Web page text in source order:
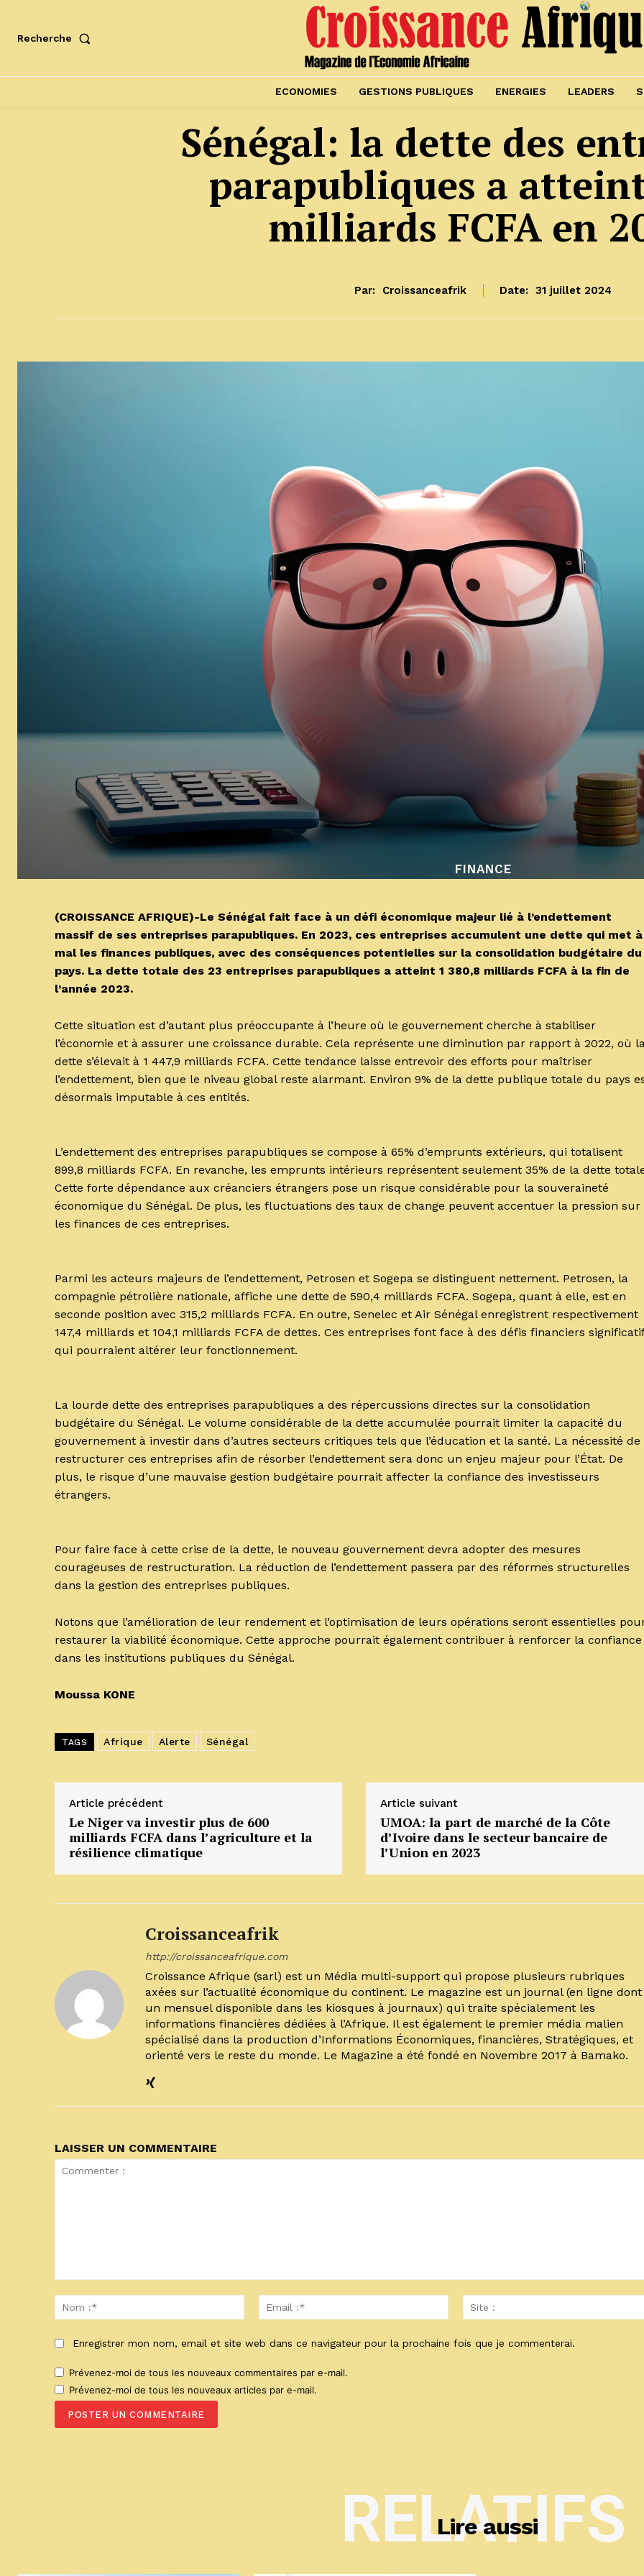
Recherche
ECONOMIES GESTIONS PUBLIQUES ENERGIES LEADERS
Sénégal: la dette des
parapubliques a
milliards FCFA en
Par: Croissanceafrik Date: 31 juillet 2024
FINANCE
(CROISSANCE AFRIQUE)-Le Sénégal fait face à un défi économique majeur lié à l’endettement
massif de ses entreprises parapubliques. En 2023, ces entreprises accumulent une dette qui met à
mal les finances publiques, avec des conséquences potentielles sur la consolidation budgétaire du
pays. La dette totale des 23 entreprises parapubliques a atteint 1 380,8 milliards FCFA à la fin de
l’année 2023.
Cette situation est d’autant plus préoccupante à l’heure où le gouvernement cherche à stabiliser
l’économie et à assurer une croissance durable. Cela représente une diminution par rapport à 2022, où
dette s’élevait à 1 447,9 milliards FCFA. Cette tendance laisse entrevoir des efforts pour maîtriser
l’endettement, bien que le niveau global reste alarmant. Environ 9% de la dette publique totale du pays
désormais imputable à ces entités.
L’endettement des entreprises parapubliques se compose à 65% d’emprunts extérieurs, qui totalisent
899,8 milliards FCFA. En revanche, les emprunts intérieurs représentent seulement 35% de la dette
Cette forte dépendance aux créanciers étrangers pose un risque considérable pour la souveraineté
économique du Sénégal. De plus, les fluctuations des taux de change peuvent accentuer la pression sur
les finances de ces entreprises.
Parmi les acteurs majeurs de l’endettement, Petrosen et Sogepa se distinguent nettement. Petrosen, la
compagnie pétrolière nationale, affiche une dette de 590,4 milliards FCFA. Sogepa, quant à elle, est en
seconde position avec 315,2 milliards FCFA. En outre, Senelec et Air Sénégal enregistrent respectivement
147,4 milliards et 104,1 milliards FCFA de dettes. Ces entreprises font face à des défis financiers
qui pourraient altérer leur fonctionnement.
La lourde dette des entreprises parapubliques a des répercussions directes sur la consolidation
budgétaire du Sénégal. Le volume considérable de la dette accumulée pourrait limiter la capacité du
gouvernement à investir dans d’autres secteurs critiques tels que l’éducation et la santé. La nécessité de
restructurer ces entreprises afin de résorber l’endettement sera donc un enjeu majeur pour l’État. De
plus, le risque d’une mauvaise gestion budgétaire pourrait affecter la confiance des investisseurs
étrangers.
Pour faire face à cette crise de la dette, le nouveau gouvernement devra adopter des mesures
courageuses de restructuration. La réduction de l’endettement passera par des réformes structurelles
dans la gestion des entreprises publiques.
Notons que l’amélioration de leur rendement et l’optimisation de leurs opérations seront essentielles
restaurer la viabilité économique. Cette approche pourrait également contribuer à renforcer la confiance
dans les institutions publiques du Sénégal.
Moussa KONE
TAGS Afrique Alerte Sénégal
Article précédent
Le Niger va investir plus de 600
milliards FCFA dans l’agriculture et la
résilience climatique
Article suivant
UMOA: la part de marché de la Côte
d’Ivoire dans le secteur bancaire de
l’Union en 2023
Croissanceafrik
http://croissanceafrique.com
Croissance Afrique (sarl) est un Média multi-support qui propose plusieurs rubriques
axées sur l’actualité économique du continent. Le magazine est un journal (en ligne dont
un mensuel disponible dans les kiosques à journaux) qui traite spécialement les
informations financières dédiées à l’Afrique. Il est également le premier média malien
spécialisé dans la production d’Informations Économiques, financières, Stratégiques, et
orienté vers le reste du monde. Le Magazine a été fondé en Novembre 2017 à Bamako.
LAISSER UN COMMENTAIRE
:*
Email
:*
Enregistrer mon nom, email et site web dans ce navigateur pour la prochaine fois que je commenterai.
Prévenez-moi de tous les nouveaux commentaires par e-mail.
Prévenez-moi de tous les nouveaux articles par e-mail.
Lire aussi
RELATIFS